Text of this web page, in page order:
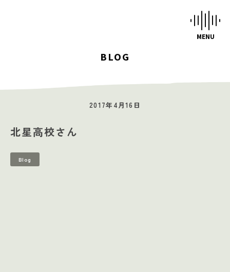
STUDIOS
MUSIC SCHOOL
BLOG
2017年4月16日
北星高校さん
Blog